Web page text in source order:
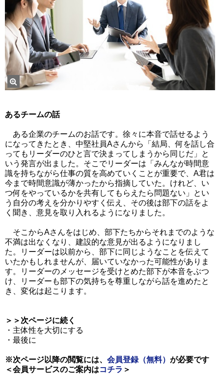
あるチームの話
ある企業のチームのお話です。徐々に本音で話せるよう
になってきたとき、中堅社員Aさんから「結局、何を話し合
ってもリーダーのひと言で決まってしまうから同じだ」と
いう発言が出ました。そこでリーダーは「みんなが時間意
識を持ちながら仕事の質を高めていくことが重要で、A君は
今まで時間意識が薄かったから指摘していた。けれど、い
つ何をやっているかを共有してもらえたら問題ない」とい
う自分の考えを分かりやすく伝え、その後は部下の話をよ
く聞き、意見を取り入れるようになりました。
そこからAさんをはじめ、部下たちからそれまでのような
不満は出なくなり、建設的な意見が出るようになりまし
た。リーダーは以前から、部下に同じようなことを伝えて
いたかもしれませんが、届いていなかった可能性がありま
す。リーダーのメッセージを受けとめた部下が本音をぶつ
け、リーダーも部下の気持ちを尊重しながら話を進めたと
き、変化は起こります。
＞＞次ページに続く
・主体性を大切にする
・最後に
※次ページ以降の閲覧には、 会員登録（無料） が必要です
＜会員サービスのご案内はコチラ ＞